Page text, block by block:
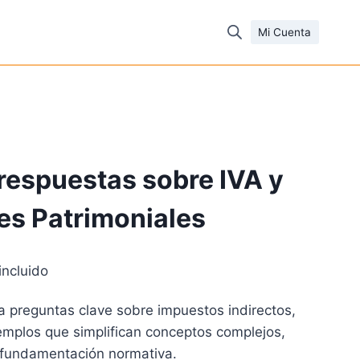
Mi Cuenta
sobre IVA y
Patrimoniales
preguntas clave sobre impuestos indirectos,
que simplifican conceptos complejos,
normativa.